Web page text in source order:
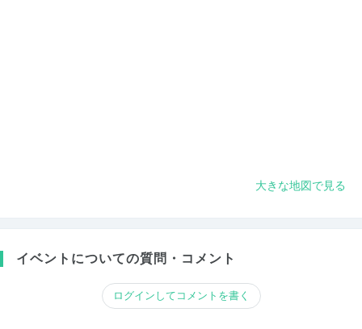
大きな地図で見る
イベントについての質問・コメント
ログインしてコメントを書く